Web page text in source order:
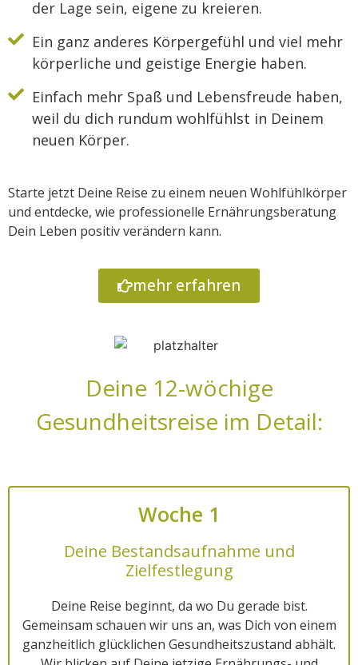
der Lage sein, eigene zu kreieren.
Ein ganz anderes Körpergefühl und viel mehr
körperliche und geistige Energie haben.
Einfach mehr Spaß und Lebensfreude haben,
weil du dich rundum wohlfühlst in Deinem
neuen Körper.
Starte jetzt Deine Reise zu einem neuen Wohlfühlkörper
und entdecke, wie professionelle Ernährungsberatung
Dein Leben positiv verändern kann.
mehr erfahren
Deine 12-wöchige
Gesundheitsreise im Detail:
Woche 1
Deine Bestandsaufnahme und
Zielfestlegung
Deine Reise beginnt, da wo Du gerade bist.
Gemeinsam schauen wir uns an, was Dich von einem
ganzheitlich glücklichen Gesundheitszustand abhält.